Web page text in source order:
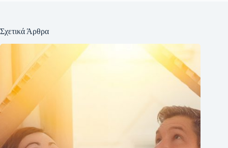
Σχετικά Άρθρα